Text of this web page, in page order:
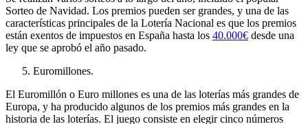
Sorteo de Navidad. Los premios pueden ser grandes, y una de las
características principales de la Lotería Nacional es que los premios
están exentos de impuestos en España hasta los 40.000€ desde una
ley que se aprobó el año pasado.
Euromillones.
El Euromillón o Euro millones es una de las loterías más grandes de
Europa, y ha producido algunos de los premios más grandes en la
historia de las loterías. El juego consiste en elegir cinco números